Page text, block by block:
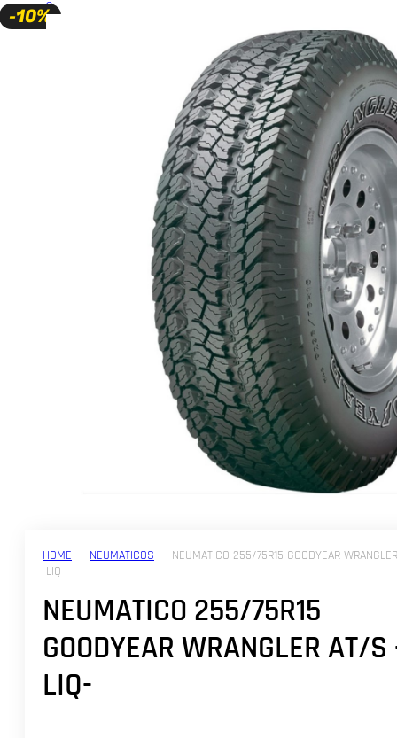
-10%🔍
HOME NEUMATICOS
NEUMATICO 255/75R15 GOODYEAR
-LIQ-
NEUMATICO 255/75R15
GOODYEAR WRANGLER AT/S
LIQ-